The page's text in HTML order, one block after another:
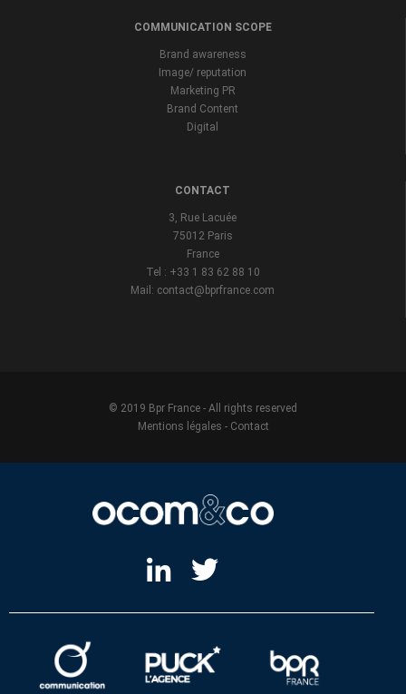
COMMUNICATION SCOPE
Brand awareness
Image/ reputation
Marketing PR
Brand Content
Digital
CONTACT
3, Rue Lacuée
75012 Paris
France
Tel : +33 1 83 62 88 10
Mail: contact@bprfrance.com
© 2019 Bpr France - All rights reserved
Mentions légales - Contact